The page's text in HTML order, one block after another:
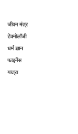
जीवन मंत्र
टेक्नोलॉजी
धर्म ज्ञान
फाइनेंस
यात्रा